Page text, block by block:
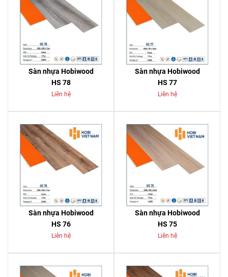
Sàn nhựa Hobiwood
HS 78
Liên hệ
Sàn nhựa Hobiwood
HS 77
Liên hệ
Sàn nhựa Hobiwood
HS 76
Liên hệ
Sàn nhựa Hobiwood
HS 75
Liên hệ